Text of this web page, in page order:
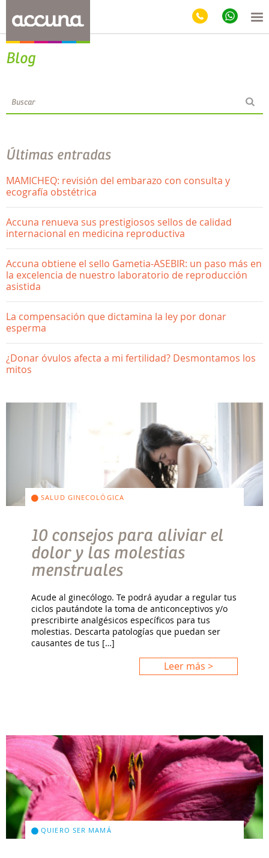
Blog
Últimas entradas
MAMICHEQ: revisión del embarazo con consulta y
ecografía obstétrica
Accuna renueva sus prestigiosos sellos de calidad
internacional en medicina reproductiva
Accuna obtiene el sello Gametia-ASEBIR: un paso más en
la excelencia de nuestro laboratorio de reproducción
asistida
La compensación que dictamina la ley por donar
esperma
¿Donar óvulos afecta a mi fertilidad? Desmontamos los
mitos
SALUD GINECOLÓGICA
10 consejos para aliviar el
dolor y las molestias
menstruales
Acude al ginecólogo. Te podrá ayudar a regular tus
ciclos pautándote la toma de anticonceptivos y/o
prescribirte analgésicos específicos para tus
molestias. Descarta patologías que puedan ser
causantes de tus […]
Leer más >
QUIERO SER MAMÁ